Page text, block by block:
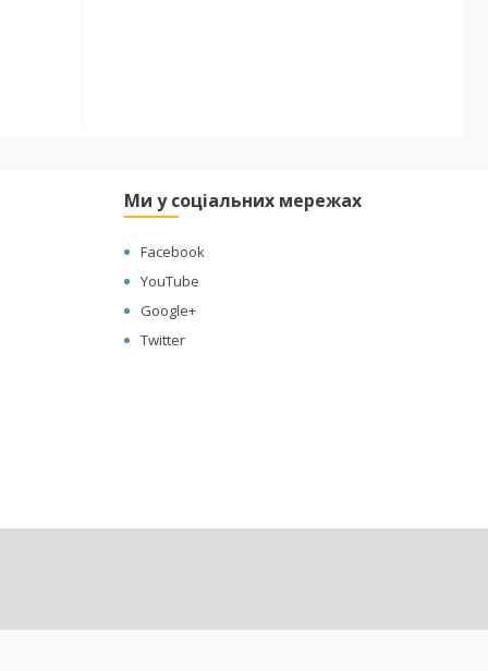
Ми у соціальних мережах
Facebook
YouTube
Google+
Twitter